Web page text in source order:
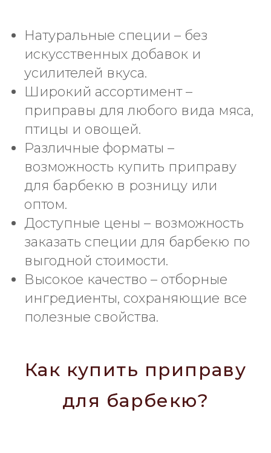
Натуральные специи – без
искусственных добавок и
усилителей вкуса.
Широкий ассортимент –
приправы для любого вида мяса,
птицы и овощей.
Различные форматы –
возможность купить приправу
для барбекю в розницу или
оптом.
Доступные цены – возможность
заказать специи для барбекю по
выгодной стоимости.
Высокое качество – отборные
ингредиенты, сохраняющие все
полезные свойства.
Как купить приправу
для барбекю?